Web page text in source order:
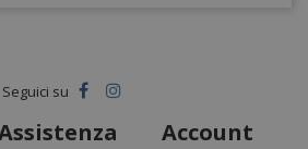
Account